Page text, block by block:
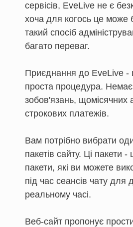
сервісів, EveLive не є
хоча для когось це може
такий спосіб
багато переваг.
Приєднання до EveLive -
проста процедура.
зобов'язань, щомісячних
строкових платежів.
Вам потрібно вибрати
пакетів сайту. Ці пакети -
пакети, які ви можете
під час сеансів чату для
реальному часі.
Веб-сайт пропонує